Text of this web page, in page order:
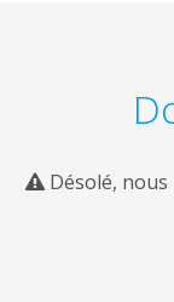
Désolé, nous